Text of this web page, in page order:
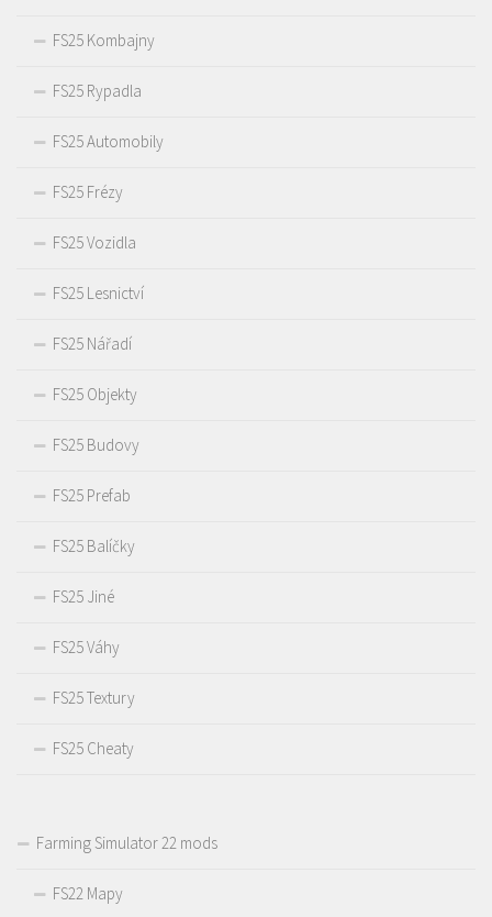
FS25 Kombajny
FS25 Rypadla
FS25 Automobily
FS25 Frézy
FS25 Vozidla
FS25 Lesnictví
FS25 Nářadí
FS25 Objekty
FS25 Budovy
FS25 Prefab
FS25 Balíčky
FS25 Jiné
FS25 Váhy
FS25 Textury
FS25 Cheaty
Farming Simulator 22 mods
FS22 Mapy